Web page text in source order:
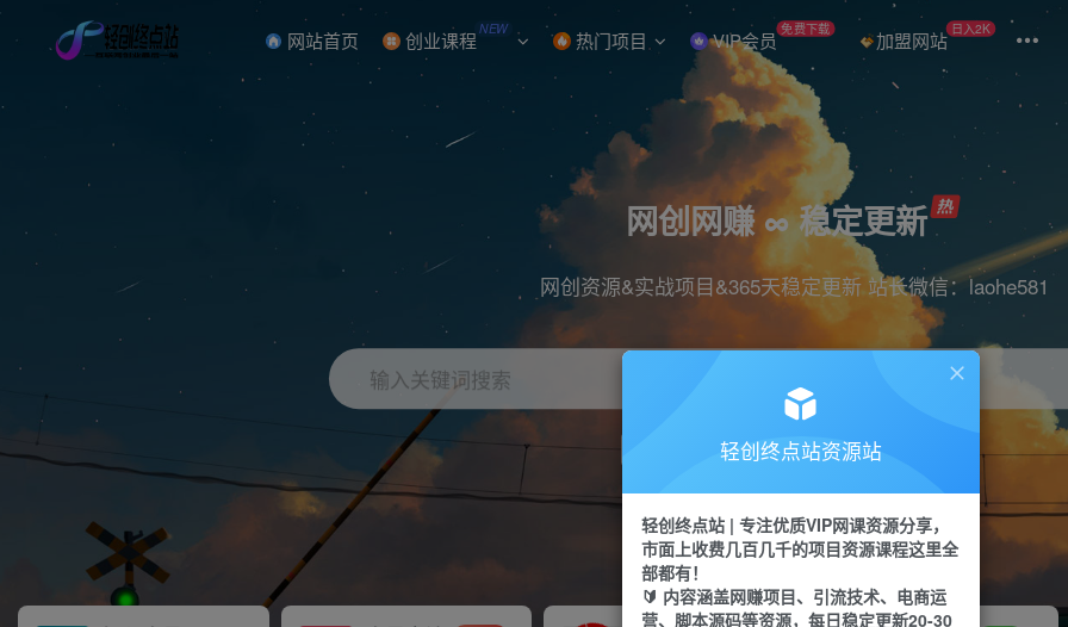
网站首页 创业课程 NEW 热门项目 VIP会员 免费下载 加盟网站 日入2K
网创网赚 ∞ 稳定更新
网创资源&实战项目&365天稳定更新 站长微信：laohe581
输入关键词搜索
引流 短视频 剪辑
轻创终点站资源站
轻创终点站 | 专注优质VIP网课资源分享，
市面上收费几百几千的项目资源课程这里全
部都有！
🔰 内容涵盖网赚项目、引流技术、电商运
营、脚本源码等资源，每日稳定更新20-30